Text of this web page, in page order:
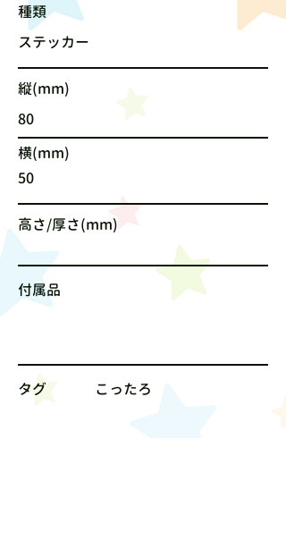
種類
ステッカー
縦(mm)
80
横(mm)
50
高さ/厚さ(mm)
付属品
タグ こったろ